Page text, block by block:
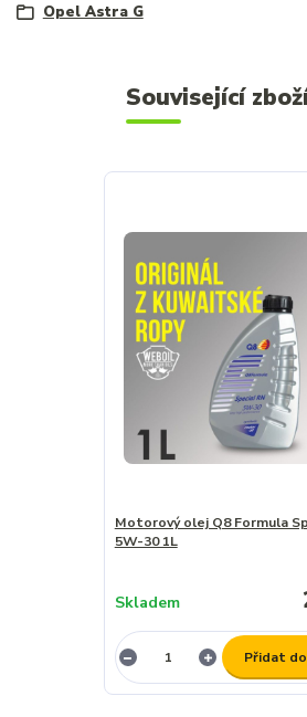
Opel Astra G
Související
Motorový olej Q8 Formula
5W-30 1L
Skladem
Přidat